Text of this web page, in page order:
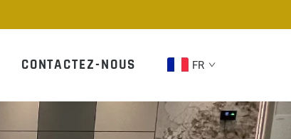
CONTACTEZ-NOUS FR